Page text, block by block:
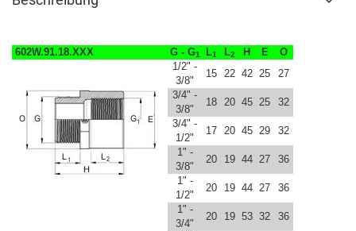
602W.91.18.XXX G - G1 L1 L2 H E
O
1/2" -
3/8"
15 22 42 25
27
3/4" -
3/8"
18 20 45 25
32
3/4" -
1/2"
17 20 45 29
32
1" -
3/8"
20 19 44 27
36
1" -
1/2"
20 19 44 27
36
1" -
3/4"
20 19 53 32
36